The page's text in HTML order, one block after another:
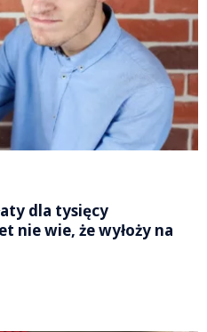
dla tysięcy
nie wie, że wyłoży na